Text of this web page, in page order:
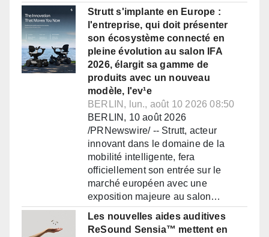
Strutt s'implante en Europe :
l'entreprise, qui doit présenter
son écosystème connecté en
pleine évolution au salon IFA
2026, élargit sa gamme de
produits avec un nouveau
modèle, l'ev¹e
BERLIN, lun., août 10 2026 08:50
BERLIN, 10 août 2026
/PRNewswire/ -- Strutt, acteur
innovant dans le domaine de la
mobilité intelligente, fera
officiellement son entrée sur le
marché européen avec une
exposition majeure au salon…
Les nouvelles aides auditives
ReSound Sensia™ mettent en